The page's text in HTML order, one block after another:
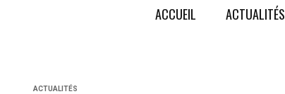
ACCUEIL ACTUALITÉS
ACTUALITÉS